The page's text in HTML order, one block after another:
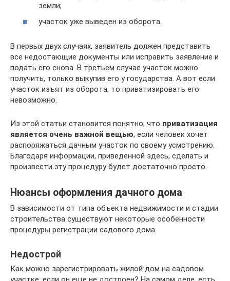
земли;
участок уже выведен из оборота.
В первых двух случаях, заявитель должен представить
все недостающие документы или исправить заявление и
подать его снова. В третьем случае участок можно
получить, только выкупив его у государства. А вот если
участок изъят из оборота, то приватизировать его
невозможно.
Из этой статьи становится понятно, что приватизация
является очень важной вещью, если человек хочет
распоряжаться дачным участок по своему усмотрению.
Благодаря информации, приведенной здесь, сделать и
произвести эту процедуру будет достаточно просто.
Нюансы оформления дачного дома
В зависимости от типа объекта недвижимости и стадии
строительства существуют некоторые особенности
процедуры регистрации садового дома.
Недострой
Как можно зарегистрировать жилой дом на садовом